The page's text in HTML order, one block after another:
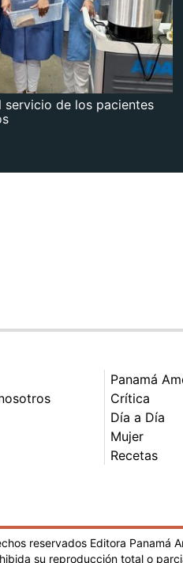
servicio de los pacientes
Panamá
Crítica
Día a Día
Mujer
Recetas
reservados Editora Panamá
su reproducción total o